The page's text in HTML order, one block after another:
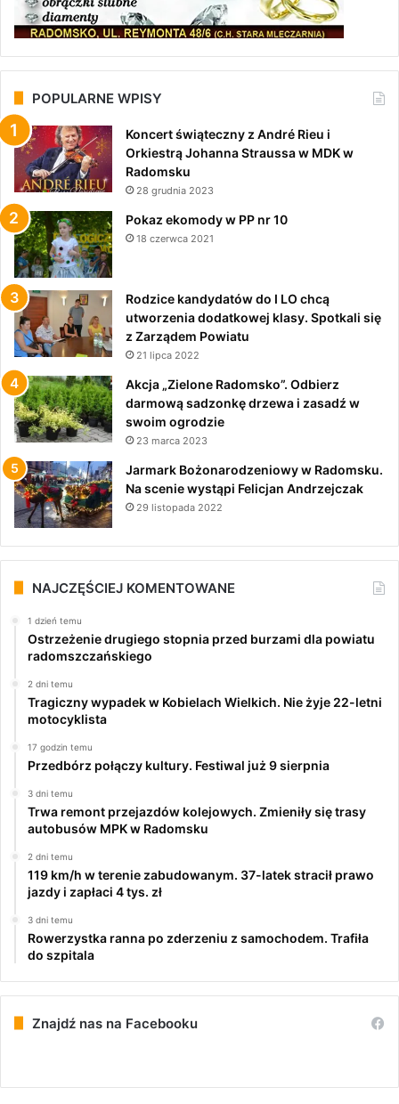
POPULARNE WPISY
Koncert świąteczny z André Rieu i
Orkiestrą Johanna Straussa w MDK w
Radomsku
28 grudnia 2023
Pokaz ekomody w PP nr 10
18 czerwca 2021
Rodzice kandydatów do I LO chcą
utworzenia dodatkowej klasy. Spotkali się
z Zarządem Powiatu
21 lipca 2022
Akcja „Zielone Radomsko”. Odbierz
darmową sadzonkę drzewa i zasadź w
swoim ogrodzie
23 marca 2023
Jarmark Bożonarodzeniowy w Radomsku.
Na scenie wystąpi Felicjan Andrzejczak
29 listopada 2022
NAJCZĘŚCIEJ KOMENTOWANE
1 dzień temu
Ostrzeżenie drugiego stopnia przed burzami dla powiatu
radomszczańskiego
2 dni temu
Tragiczny wypadek w Kobielach Wielkich. Nie żyje 22-letni
motocyklista
17 godzin temu
Przedbórz połączy kultury. Festiwal już 9 sierpnia
3 dni temu
Trwa remont przejazdów kolejowych. Zmieniły się trasy
autobusów MPK w Radomsku
2 dni temu
119 km/h w terenie zabudowanym. 37-latek stracił prawo
jazdy i zapłaci 4 tys. zł
3 dni temu
Rowerzystka ranna po zderzeniu z samochodem. Trafiła
do szpitala
Znajdź nas na Facebooku